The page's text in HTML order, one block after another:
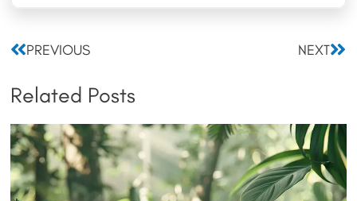
PrevPREVIOUS NEXT
Related Posts